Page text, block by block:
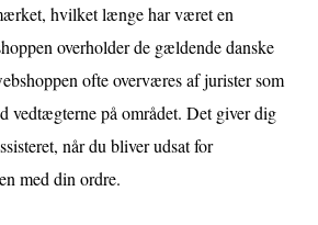
hvilket længe har været en
overholder de gældende danske
ofte overværes af jurister som
vedtægterne på området. Det giver dig
når du bliver udsat for
med din ordre.